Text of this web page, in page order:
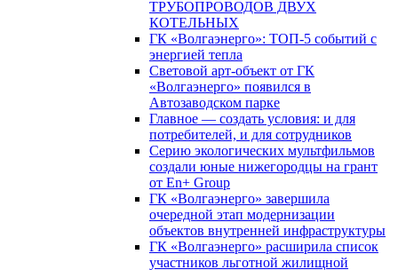
ТРУБОПРОВОДОВ ДВУХ
КОТЕЛЬНЫХ
ГК «Волгаэнерго»: ТОП-5 событий с
энергией тепла
Световой арт-объект от ГК
«Волгаэнерго» появился в
Автозаводском парке
Главное — создать условия: и для
потребителей, и для сотрудников
Серию экологических мультфильмов
создали юные нижегородцы на грант
от En+ Group
ГК «Волгаэнерго» завершила
очередной этап модернизации
объектов внутренней инфраструктуры
ГК «Волгаэнерго» расширила список
участников льготной жилищной